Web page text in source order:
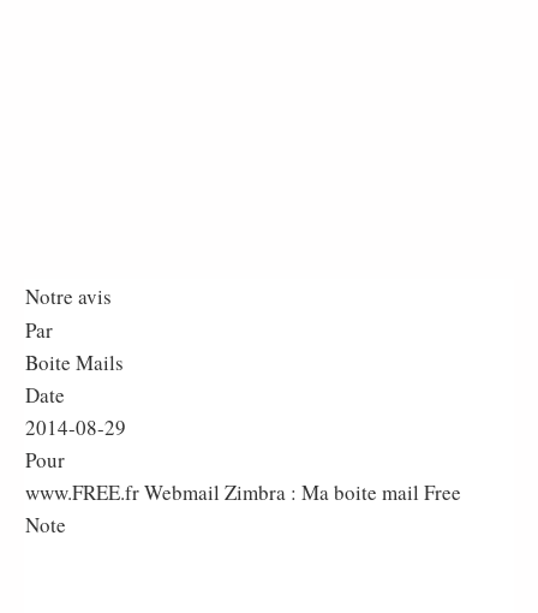
Notre avis
Par
Boite Mails
Date
2014-08-29
Pour
www.FREE.fr Webmail Zimbra : Ma boite mail Free
Note